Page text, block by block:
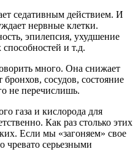
седативным действием. И
нервные клетки.
эпилепсия, ухудшение
и т.д.
много. Она снижает
бронхов, сосудов, состояние
не перечислишь.
газа и кислорода для
Как раз столько этих
Если мы «загоняем» свое
чревато серьезными